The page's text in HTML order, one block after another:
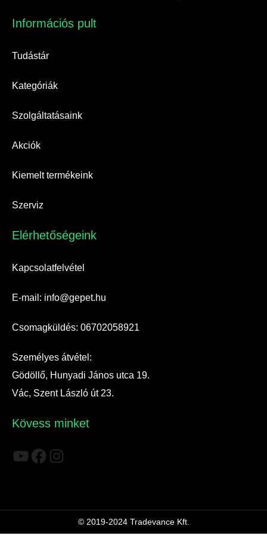
Információs pult​
Tudástár
Kategóriák
Szolgáltatásaink
Akciók
Kiemelt termékeink
Szerviz
Elérhetőségeink​
Kapcsolatfelvétel
E-mail: info@gepet.hu
Csomagküldés: 06702058921
Személyes átvétel:
Gödöllő, Hunyadi János utca 19.
Vác, Szent László út 23.
Kövess minket
YouTube
Facebook
Instagram
© 2019-2024 Tradevance Kft.